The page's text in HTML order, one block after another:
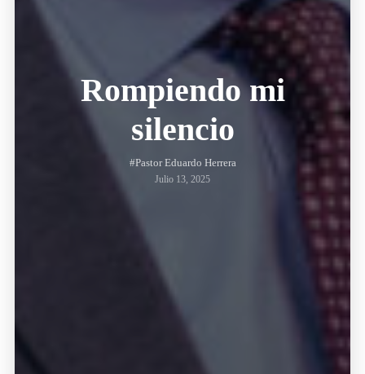
Rompiendo mi
silencio
#Pastor Eduardo Herrera
Julio 13, 2025